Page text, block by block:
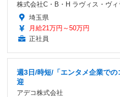
株式会社C・B・H ラヴィス・ヴィ
埼玉県
月給21万円～50万円
正社員
週3日/時短/「エンタメ企業で
迎
アデコ株式会社